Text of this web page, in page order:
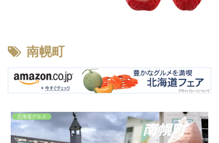
南幌町
北海道グルメ